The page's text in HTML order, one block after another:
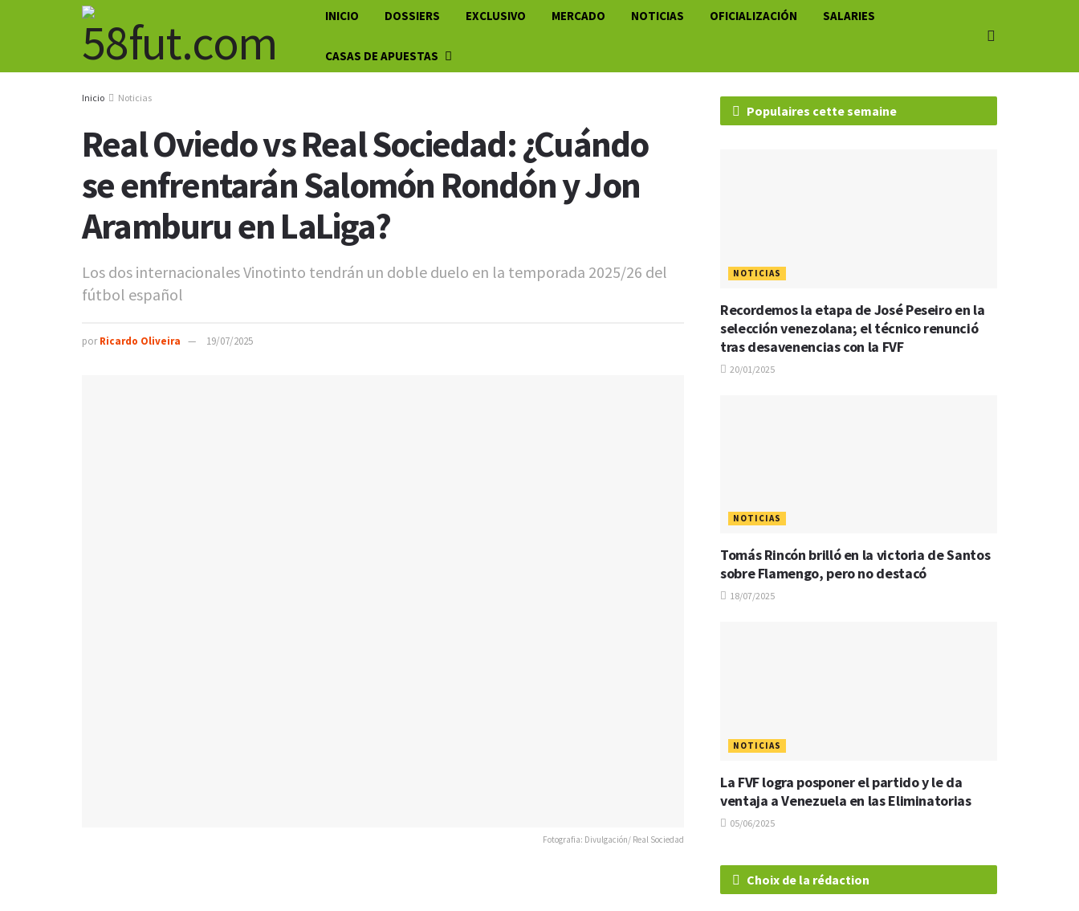
INICIO DOSSIERS EXCLUSIVO MERCADO NOTICIAS OFICIALIZACIÓN SALARIES
CASAS DE APUESTAS
Inicio Noticias
Real Oviedo vs Real Sociedad: ¿Cuándo
se enfrentarán Salomón Rondón y Jon
Aramburu en LaLiga?
Los dos internacionales Vinotinto tendrán un doble duelo en la temporada 2025/26 del
fútbol español
por Ricardo Oliveira 19/07/2025
Fotografia: Divulgación/ Real Sociedad
Populaires cette semaine
NOTICIAS
Recordemos la etapa de José Peseiro en la
selección venezolana; el técnico renunció
tras desavenencias con la FVF
20/01/2025
NOTICIAS
Tomás Rincón brilló en la victoria de Santos
sobre Flamengo, pero no destacó
18/07/2025
NOTICIAS
La FVF logra posponer el partido y le da
ventaja a Venezuela en las Eliminatorias
05/06/2025
Choix de la rédaction